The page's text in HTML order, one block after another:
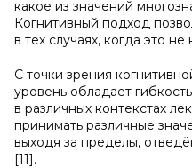
какое из значений
Когнитивный подход
в тех случаях, когда это
С точки зрения
уровень обладает
в различных контекстах
принимать различные
выходя за пределы,
[11].